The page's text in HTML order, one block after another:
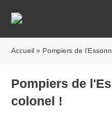
Accueil » Pompiers de
Pompiers de
colonel !